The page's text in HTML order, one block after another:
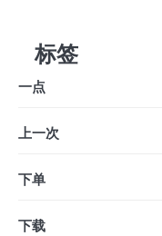
标签
一点
上一次
下单
下载